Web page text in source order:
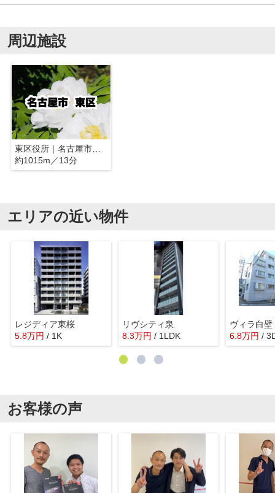
周辺施設
東区役所｜名古屋市東区
約1015m／13分
エリアの近い物件
レジディア東桜
5.8万円 / 1K
リヴシティ泉
8.3万円 / 1LDK
ヴィラ白壁
6.8万円 /
お客様の声